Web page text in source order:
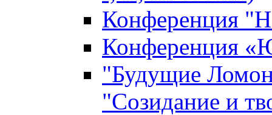
Конференция
Конференция
"Будущие
"Созидание и